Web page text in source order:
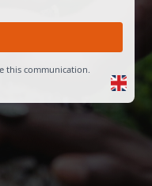
this communication.